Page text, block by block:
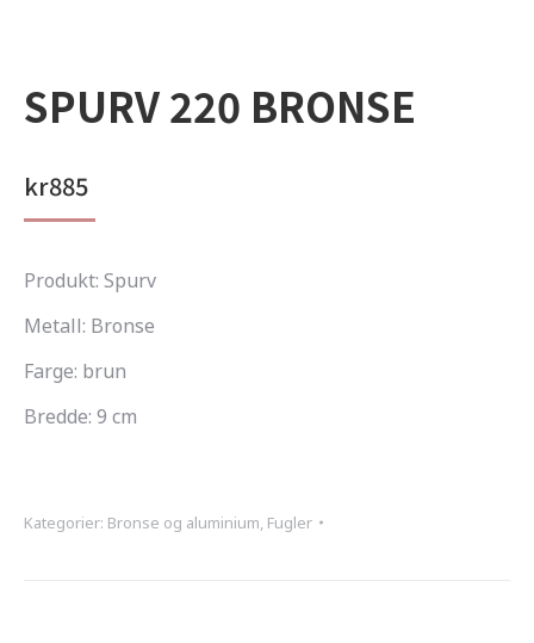
SPURV 220 BRONSE
kr885
Produkt: Spurv
Metall: Bronse
Farge: brun
Bredde: 9 cm
Kategorier: Bronse og aluminium, Fugler